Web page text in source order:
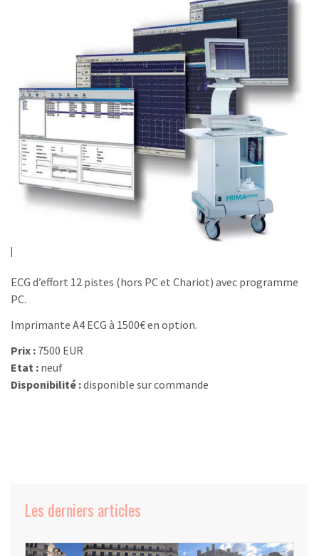
ECG d’effort 12 pistes (hors PC et Chariot) avec programme
PC.
Imprimante A4 ECG à 1500€ en option.
Prix : 7500 EUR
Etat : neuf
Disponibilité :disponible sur commande
Les derniers articles